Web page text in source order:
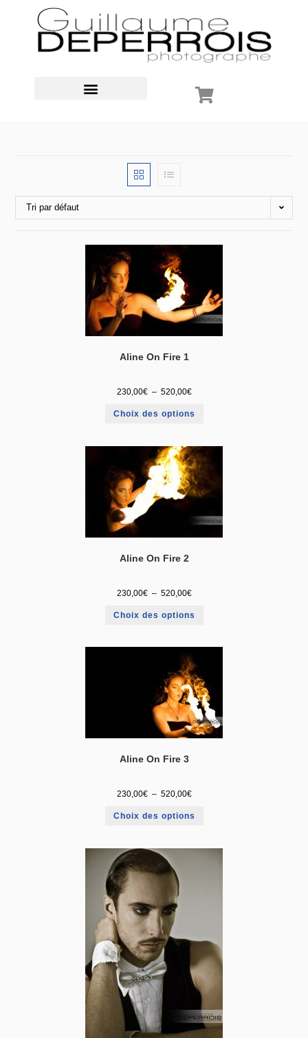
Tri par défaut
Aline On Fire 1
230,00€ – 520,00€
Choix des options
Aline On Fire 2
230,00€ – 520,00€
Choix des options
Aline On Fire 3
230,00€ – 520,00€
Choix des options